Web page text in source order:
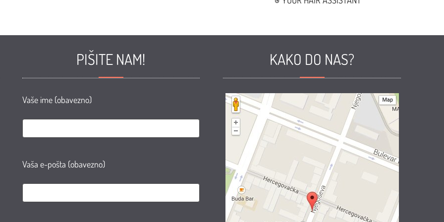
PIŠITE NAM!
Vaše ime (obavezno)
Vaša e-pošta (obavezno)
KAKO DO NAS?